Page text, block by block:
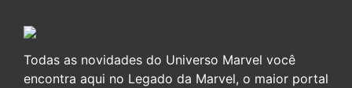
Todas as novidades do Universo Marvel você
encontra aqui no Legado da Marvel, o maior portal